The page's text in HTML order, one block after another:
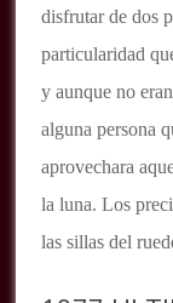
disfrutar de dos
particularidad
y aunque no
alguna persona
aprovechara
la luna. Los
las sillas del